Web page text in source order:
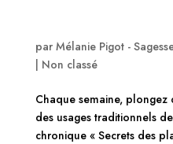
par Mélanie Pigot -
| Non classé
Chaque semaine, plongez
des usages traditionnels
chronique « Secrets des